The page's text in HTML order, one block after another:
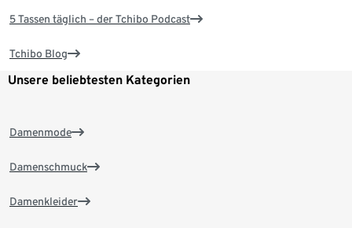
5 Tassen täglich – der Tchibo Podcast
Tchibo Blog
Unsere beliebtesten Kategorien
Damenmode
Damenschmuck
Damenkleider